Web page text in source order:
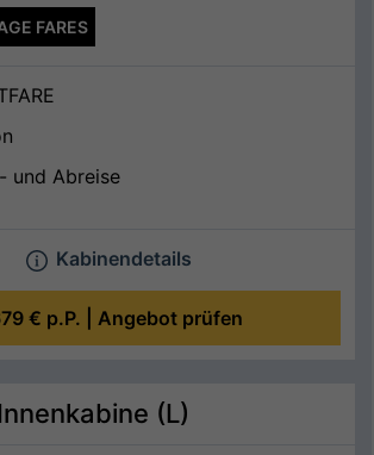
FARES
und Abreise
Kabinendetails
€ p.P. | Angebot prüfen
(L)